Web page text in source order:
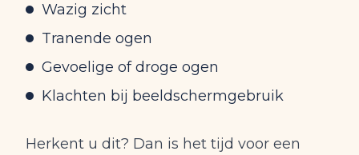
Wazig zicht
Tranende ogen
Gevoelige of droge ogen
Klachten bij beeldschermgebruik
Herkent u dit? Dan is het tijd voor een